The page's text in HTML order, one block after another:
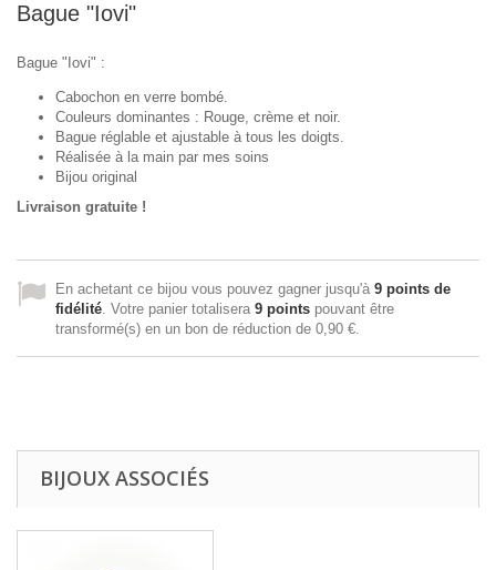
Bague "Iovi"
Bague "Iovi" :
Cabochon en verre bombé.
Couleurs dominantes : Rouge, crème et noir.
Bague réglable et ajustable à tous les doigts.
Réalisée à la main par mes soins
Bijou original
Livraison gratuite !
En achetant ce bijou vous pouvez gagner jusqu'à 9 points de
fidélité. Votre panier totalisera 9 points pouvant être
transformé(s) en un bon de réduction de 0,90 €.
BIJOUX ASSOCIÉS